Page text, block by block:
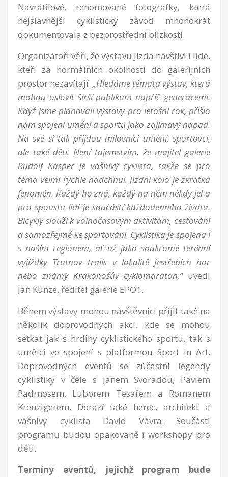
Navrátilové, renomované fotografky, která
nejslavnější cyklistický závod mnohokrát
dokumentovala z bezprostřední blízkosti.
Organizátoři věří, že výstavu Jízda navštíví i lidé,
kteří za normálních okolností do galerijních
prostor nezavítají. „Hledáme témata výstav, která
mohou oslovit širší publikum napříč generacemi.
Když jsme plánovali výstavy pro letošní rok, přišlo
nám spojení umění a sportu jako zajímavý nápad.
Na své si tak přijdou milovníci umění, sportovci,
ale také děti. Není tajemstvím, že majitel galerie
Rudolf Kasper je vášnivý cyklista, takže se pro
téma velmi rychle nadchnul. Jízdní kolo je zkrátka
fenomén. Každý ho zná, každý na něm někdy jel a
pro spoustu lidí je součástí každodenního života.
Bicykly slouží k volnočasovým aktivitám, cestování
a samozřejmě ke sportování. Cyklistika je spojena i
s naším regionem, ať už jako soukromé terénní
vyjížďky Trutnov trails v lokalitě Jestřebích hor
nebo známý Krakonošův cyklomaraton,“ uvedl
Jan Kunze, ředitel galerie EPO1.
Během výstavy mohou návštěvníci přijít také na
několik doprovodných akcí, kde se mohou
setkat jak s hrdiny cyklistického sportu, tak s
umělci ve spojení s platformou Sport in Art.
Doprovodných eventů se zúčastní legendy
cyklistiky v čele s Janem Svoradou, Pavlem
Padrnosem, Luborem Tesařem a Romanem
Kreuzigerem. Dorazí také herec, architekt a
vášnivý cyklista David Vávra. Součástí
programu budou opakovaně i workshopy pro
děti.
Termíny eventů, jejichž program bude